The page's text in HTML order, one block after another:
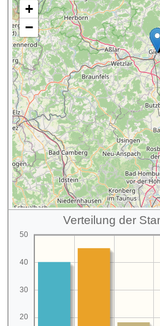
+
−
Verteilung der
20
30
40
50